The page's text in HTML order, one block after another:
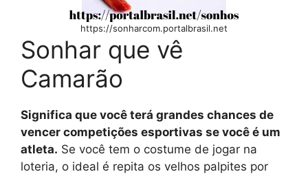
https://sonharcom.portalbrasil.net
Sonhar que vê
Camarão
Significa que você terá grandes chances de
vencer competições esportivas se você é um
atleta. Se você tem o costume de jogar na
loteria, o ideal é repita os velhos palpites por